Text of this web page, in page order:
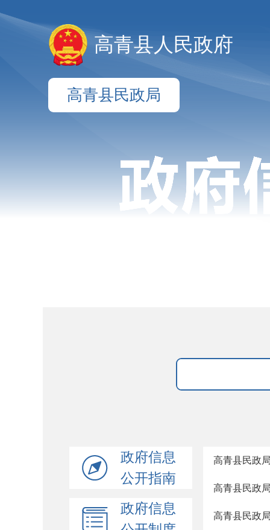
高青县人民政府
高青县民政局
政府信息
公开指南
政府信息
高青县民政
高青县民政
高青县民政